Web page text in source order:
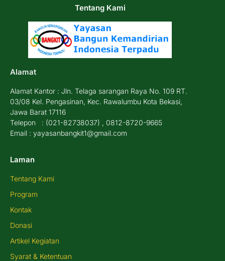
Tentang Kami
Alamat
Alamat Kantor : Jln. Telaga sarangan Raya No. 109 RT.
03/08 Kel. Pengasinan, Kec. Rawalumbu Kota Bekasi,
Jawa Barat 17116
Telepon : (021-82738037) , 0812-8720-9665
Email : yayasanbangkit1@gmail.com
Laman
Tentang Kami
Program
Kontak
Donasi
Artikel Kegiatan
Syarat & Ketentuan